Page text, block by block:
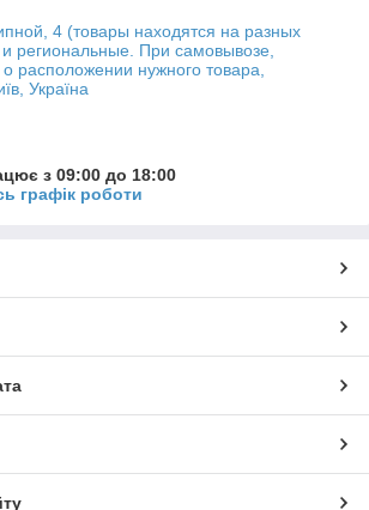
4 (товары находятся на разных
и региональные. При самовывозе,
расположении нужного товара,
Україна
з 09:00 до 18:00
графік роботи